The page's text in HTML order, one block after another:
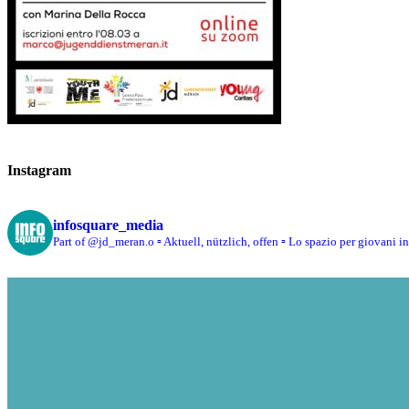
Instagram
infosquare_media
Part of @jd_meran.o ▫️ Aktuell, nützlich, offen ▫️ Lo spazio per giovani